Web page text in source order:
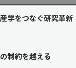
学をつなぐ研究革新
制約を越える